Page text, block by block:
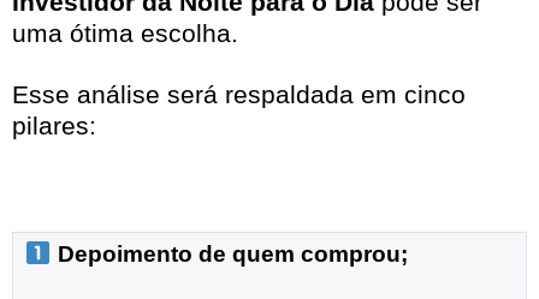
uma ótima escolha.
Esse análise será respaldada em cinco
pilares:
Depoimento de quem comprou;